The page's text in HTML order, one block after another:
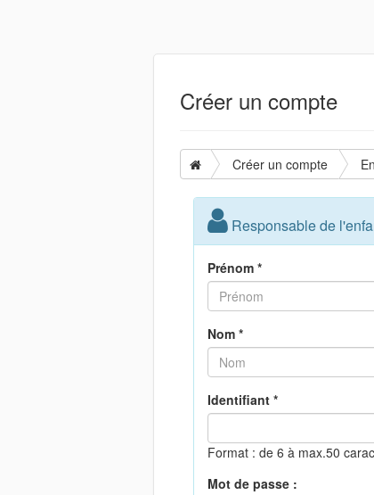
Créer un compte
Créer un compte
Responsable de
Prénom *
Nom *
Identifiant *
Format : de 6 à max.50
Mot de passe :